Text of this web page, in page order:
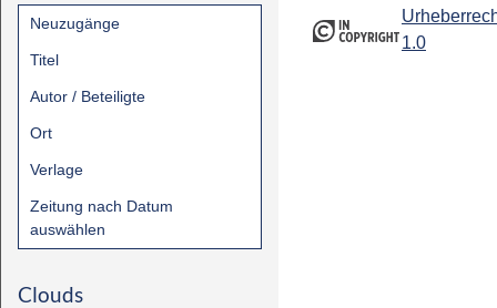
Neuzugänge
Titel
Autor / Beteiligte
Ort
Verlage
Zeitung nach Datum
auswählen
Clouds
1.0